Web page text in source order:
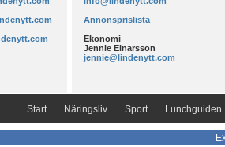
Annonsprislista
Ekonomi
Jennie Einarsson
jennie@lindenytt.com
Start Näringsliv Sport Lunchguiden